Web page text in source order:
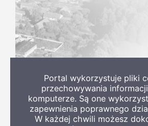
Portal wykorzystuje pliki
przechowywania
komputerze. Są one
zapewnienia poprawnego
W każdej chwili możesz